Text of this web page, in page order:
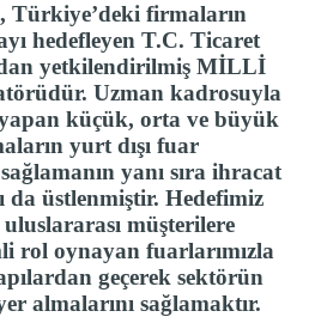
firmaların
hedefleyen T.C. Ticaret
yetkilendirilmiş MİLLİ
Uzman kadrosuyla
küçük, orta ve büyük
yurt dışı fuar
yanı sıra ihracat
da üstlenmiştir. Hedefimiz
uluslararası müşterilere
rol oynayan fuarlarımızla
geçerek sektörün
almalarını sağlamaktır.